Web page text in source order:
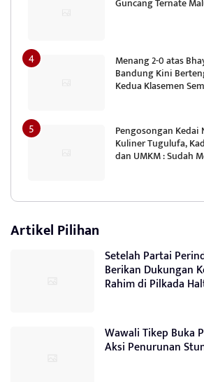
Menang 2-0 atas
Bandung Kini
Kedua Klasemen
Pengosongan Kedai
Kuliner Tugulufa,
dan UMKM : Sudah
Artikel Pilihan
Setelah Partai
Berikan Dukungan
Rahim di Pilkada
Wawali Tikep Buka
Aksi Penurunan